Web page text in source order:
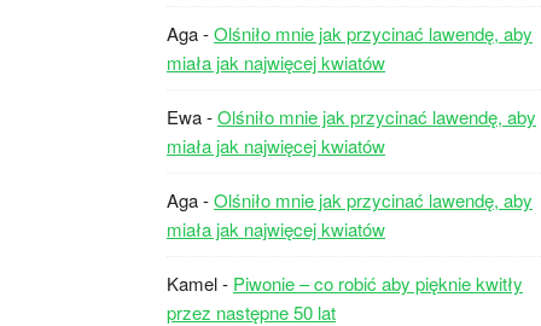
Aga-Olśniło mnie jak przycinać lawendę, aby
miała jak najwięcej kwiatów
Ewa-Olśniło mnie jak przycinać lawendę, aby
miała jak najwięcej kwiatów
Aga-Olśniło mnie jak przycinać lawendę, aby
miała jak najwięcej kwiatów
Kamel- Piwonie – co robić aby pięknie kwitły
przez następne 50 lat